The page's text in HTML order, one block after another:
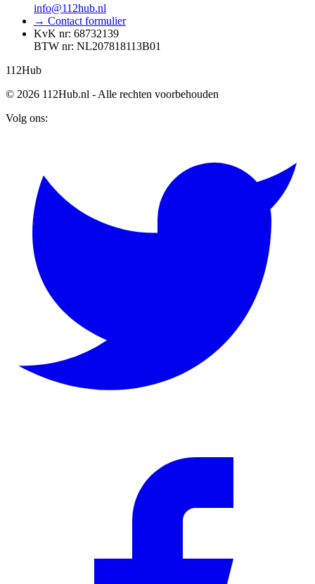
info@112hub.nl
→ Contact formulier
KvK nr: 68732139
BTW nr: NL207818113B01
112Hub
© 2026 112Hub.nl - Alle rechten voorbehouden
Volg ons: